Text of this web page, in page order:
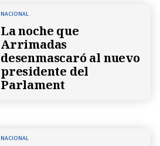
NACIONAL
La noche que
Arrimadas
desenmascaró al nuevo
presidente del
Parlament
NACIONAL